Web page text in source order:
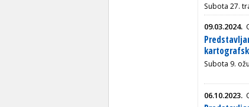
Subota 27.
09.03.2024.
Subota 9.
06.10.2023.